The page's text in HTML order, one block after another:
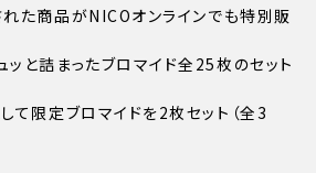
た商品がNICOオンラインでも特別販
と詰まったブロマイド全25枚のセット
て限定ブロマイドを2枚セット（全3